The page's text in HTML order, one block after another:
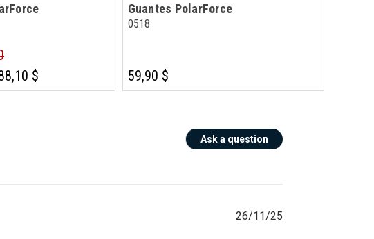
$
Guantes PolarForce
0518
59,90 $
Ask a question
26/11/25